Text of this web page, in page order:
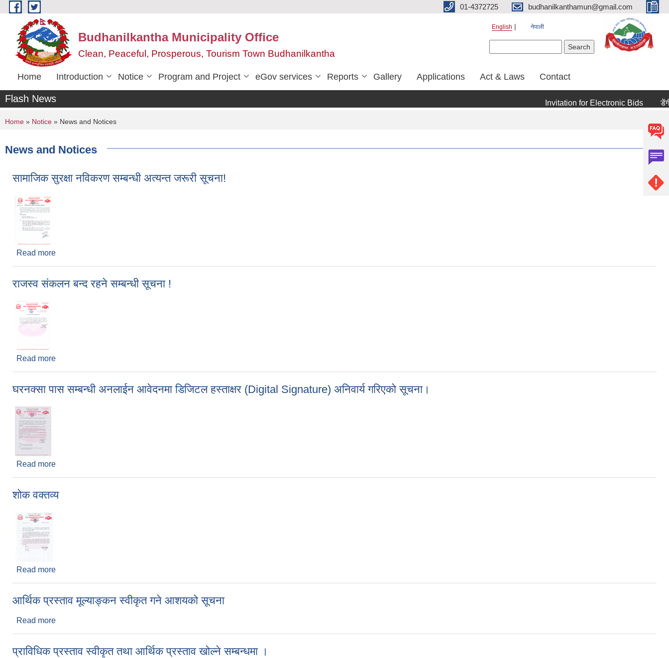
Skip to main content 01-4372725 budhanilkanthamun@gmail.com
Budhanilkantha Municipality Office
Clean, Peaceful, Prosperous, Tourism Town Budhanilkantha
English नेपाली
Home Introduction Notice Program and Project eGov services Reports Gallery Applications Act & Laws Contact
Flash News Invitation for Electronic Bids डेंगी
You are here
Home » Notice » News and Notices
News and Notices
सामाजिक सुरक्षा नविकरण सम्बन्धी अत्यन्त जरूरी सूचना!
Read more
राजस्व संकलन बन्द रहने सम्बन्धी सूचना !
Read more
घरनक्सा पास सम्बन्धी अनलाईन आवेदनमा डिजिटल हस्ताक्षर (Digital Signature) अनिवार्य गरिएको सूचना।
Read more
शोक वक्तव्य
Read more
आर्थिक प्रस्ताव मूल्याङ्कन स्वीकृत गने आशयको सूचना
Read more
प्राविधिक प्रस्ताव स्वीकृत तथा आर्थिक प्रस्ताव खोल्ने सम्बन्धमा ।